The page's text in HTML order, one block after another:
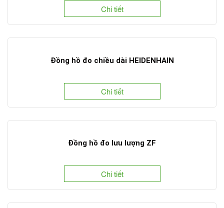
Chi tiết
Đồng hồ đo chiều dài HEIDENHAIN
Chi tiết
Đồng hồ đo lưu lượng ZF
Chi tiết